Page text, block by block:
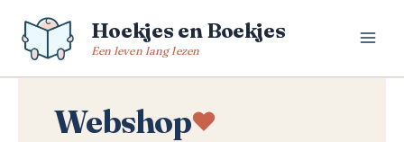
naar
Hoekjes en Boekjes
Een leven lang lezen
Webshop